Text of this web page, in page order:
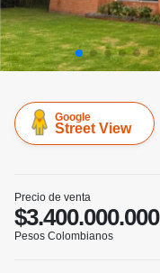
Google
Street View
Precio de venta
$3.400.000.000
Pesos Colombianos